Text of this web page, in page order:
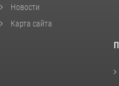
Новости
Карта сайта